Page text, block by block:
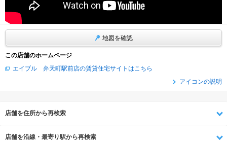
地図を確認
この店舗のホームページ
エイブル 弁天町駅前店の賃貸住宅サイトはこちら
アイコンの説明
店舗を住所から再検索
店舗を沿線・最寄り駅から再検索